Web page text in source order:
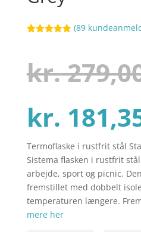
baseret på
kundebedøm
melser
(89
kr.
kr.
Termoflaske i rustfrit stål
Sistema flasken i rustfrit
arbejde, sport og picnic.
fremstillet med dobbelt
temperaturen længere.
mere her